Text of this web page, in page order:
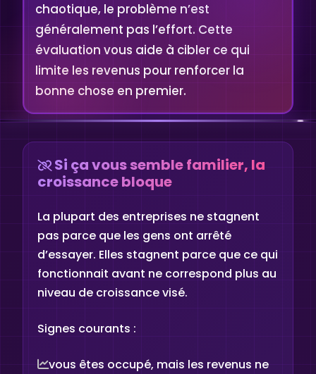
chaotique, le problème n’est
généralement pas l’effort. Cette
évaluation vous aide à cibler ce qui
limite les revenus pour renforcer la
bonne chose en premier.
Si ça vous semble familier, la
croissance bloque
La plupart des entreprises ne stagnent
pas parce que les gens ont arrêté
d’essayer. Elles stagnent parce que ce qui
fonctionnait avant ne correspond plus au
niveau de croissance visé.
Signes courants :
vous êtes occupé, mais les revenus ne